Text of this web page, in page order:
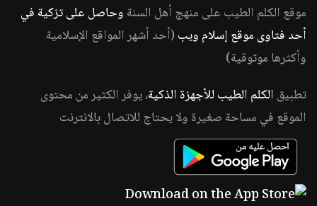
موقع الكلم الطيب على منهج أهل السنة وحاصل على تزكية في
أحد فتاوى موقع إسلام ويب (أحد أشهر المواقع الإسلامية
وأكثرها موثوقية)
تطبيق الكلم الطيب للأجهزة الذكية، يوفر الكثير من محتوى
الموقع في مساحة صغيرة ولا يحتاج للاتصال بالانترنت